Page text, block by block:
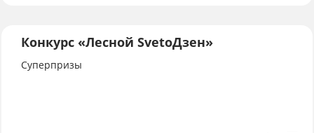
Конкурс «Лесной SvetoДзен»
Суперпризы